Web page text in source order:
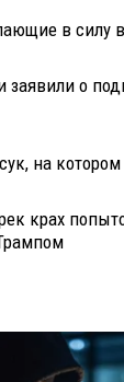
в силу в
о
на
крах